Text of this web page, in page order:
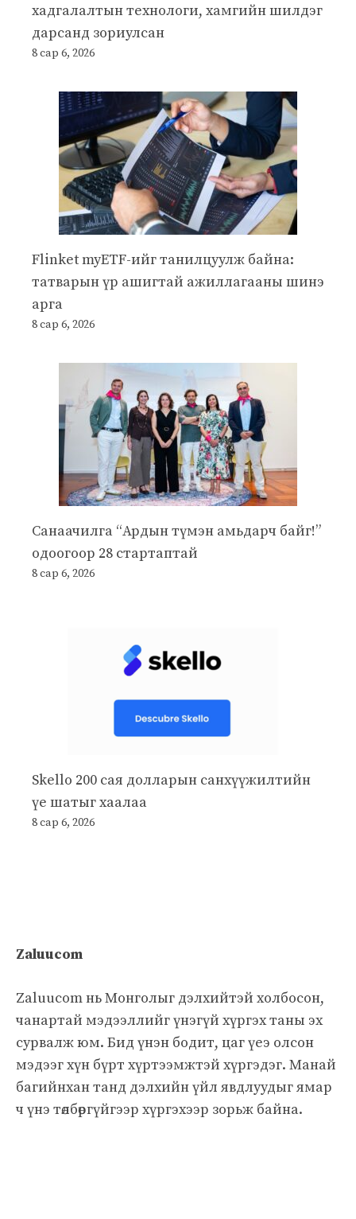
хадгалалтын технологи, хамгийн шилдэг
дарсанд зориулсан
8 сар 6, 2026
Flinket myETF-ийг танилцуулж байна:
татварын үр ашигтай ажиллагааны шинэ
арга
8 сар 6, 2026
Санаачилга “Ардын түмэн амьдарч байг!”
одоогоор 28 стартаптай
8 сар 6, 2026
Skello 200 сая долларын санхүүжилтийн
үе шатыг хаалаа
8 сар 6, 2026
Zaluucom
Zaluucom нь Монголыг дэлхийтэй холбосон,
чанартай мэдээллийг үнэгүй хүргэх таны эх
сурвалж юм. Бид үнэн бодит, цаг үеэ олсон
мэдээг хүн бүрт хүртээмжтэй хүргэдэг. Манай
багийнхан танд дэлхийн үйл явдлуудыг ямар
ч үнэ төлбөргүйгээр хүргэхээр зорьж байна.